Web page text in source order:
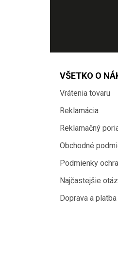
VŠETKO O
Vrátenia tovaru
Reklamácia
Reklamačný
Obchodné
Podmienky
Najčastejšie
Doprava a platba